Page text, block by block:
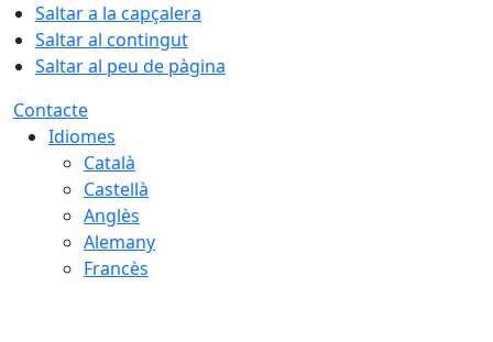
Saltar a la capçalera
Saltar al contingut
Saltar al peu de pàgina
Contacte
Idiomes
Català
Castellà
Anglès
Alemany
Francès